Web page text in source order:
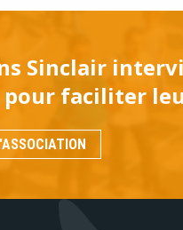
Sinclair
faciliter